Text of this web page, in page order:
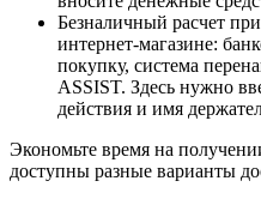
Безналичный расчет
интернет-магазине:
покупку, система
ASSIST. Здесь нужно
действия и имя
Экономьте время на
доступны разные варианты